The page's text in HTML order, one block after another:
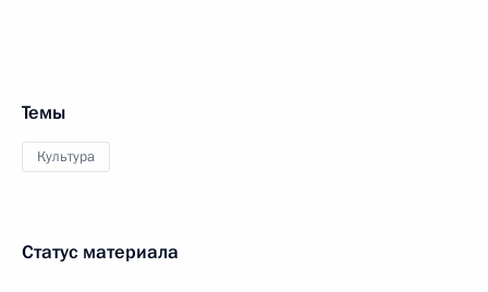
Темы
Культура
Статус материала